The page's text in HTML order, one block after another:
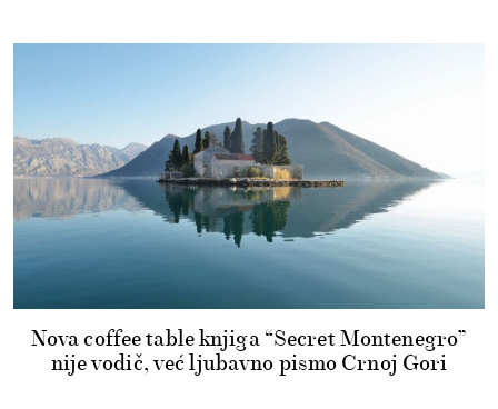
Nova coffee table knjiga “Secret Montenegro”
nije vodič, već ljubavno pismo Crnoj Gori